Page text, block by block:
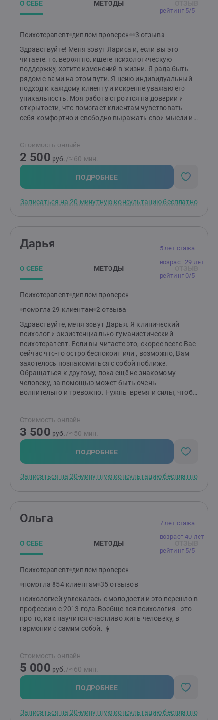
рейтинг 5/5
О СЕБЕ МЕТОДЫ
Психотерапевт диплом проверен
3 отзыва
Здравствуйте! Меня зовут Лариса и, если вы это
читаете, то, вероятно, ищете психологическую
поддержку, хотите изменений в жизни. Я рада быть
рядом с вами на этом пути. Я ценю индивидуальный
подход к каждому клиенту и искренне уважаю его
уникальность. Моя работа строится на доверии и
открытости, что помогает клиентам чувствовать
себя комфортно и свободно выражать свои мысли и
МАК-коуч и игротерапевт, поэтому в своей работе я
использую как инструмент метафорические
ассоциативные карты. Психология всегда мне была
интересна, и я получила образование в сфере
психологии, чтобы помогать людям сводобно
обрести гармонию с самим собой и окружающим
оказывать поддержку людям, которые испытывают
консультациях и помочь вам достичь личной
ваших сообщений для записи на сессию.
Стоимость онлайн
2 500 руб. /≈ 60 мин.
ПОДРОБНЕЕ
Записаться на 20-минутную консультацию бесплатно
5 лет стажа
возраст 29 лет
рейтинг 0/5
Дарья
О СЕБЕ МЕТОДЫ
Психотерапевт диплом проверен
помогла 29 клиентам 2 отзыва
Здравствуйте, меня зовут Дарья. Я клинический
психолог и экзистенциально-гуманистический
психотерапевт. Если вы читаете это, скорее всего Вас
сейчас что-то остро беспокоит или , возможно, Вам
захотелось познакомиться с собой поближе.
Обращаться к другому, пока ещё не знакомому
человеку, за помощью может быть очень
волнительно и тревожно. Нужны время и силы, чтобы
ограничений и возможностей. Когда человек лучше
понимает себя и начинает жить учитывая это знание,
он приобретает надежную опору, которую никто не
сможет отнять - эта опора он сам.
Стоимость онлайн
3 500 руб. /≈ 50 мин.
ПОДРОБНЕЕ
Записаться на 20-минутную консультацию бесплатно
7 лет стажа
возраст 40 лет
рейтинг 5/5
Ольга
О СЕБЕ МЕТОДЫ
Психотерапевт диплом проверен
помогла 854 клиентам 35 отзывов
Психологией увлекалась с молодости и это перешло в
профессию с 2013 года.Вообще вся психология - это
про то, как научится счастливо жить человеку, в
гармонии с самим собой. ☀️
Стоимость онлайн
5 000 руб. /≈ 60 мин.
ПОДРОБНЕЕ
Записаться на 20-минутную консультацию бесплатно